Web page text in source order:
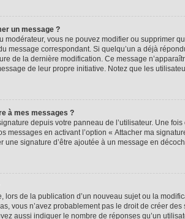
un message ?
modérateur, vous ne pouvez modifier ou supprimer
message correspondant. Si quelqu’un a déjà
de la dernière modification. Ce message
de leur propre initiative. Notez que les
à mes messages ?
depuis votre panneau de l’utilisateur. Une
messages en activant l’option « Attacher ma
une signature d’être ajoutée à un message en
lors de la publication d’un nouveau sujet ou la
vous n’avez probablement pas le droit de créer
aussi indiquer le nombre de réponses qu’un